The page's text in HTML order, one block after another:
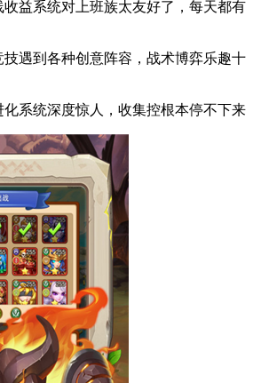
收益系统对上班族太友好了，每天都有
技遇到各种创意阵容，战术博弈乐趣十
化系统深度惊人，收集控根本停不下来